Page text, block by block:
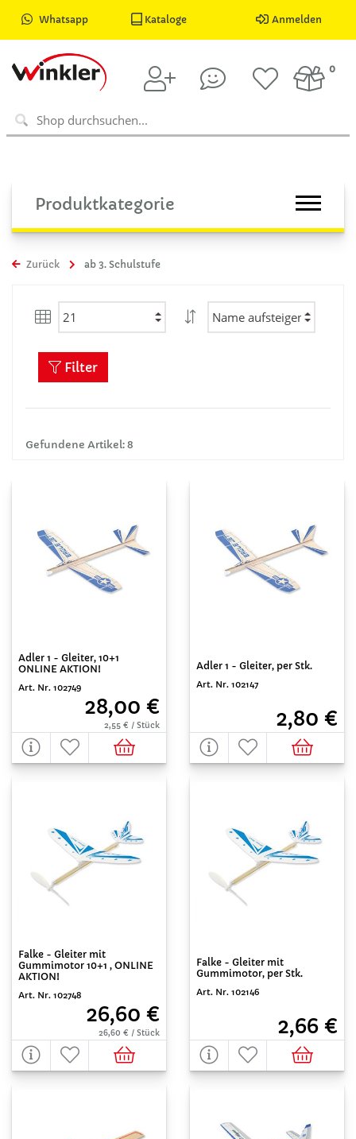
Whatsapp Kataloge Anmelden
0
Produktkategorie
Zurück ab 3. Schulstufe
Gefundene Artikel: 8
Filter
Adler 1 - Gleiter, 10+1
ONLINE AKTION!
Art. Nr. 102749
28,00 €
2,55 € / Stück
Adler 1 - Gleiter, per Stk.
Art. Nr. 102147
2,80 €
Falke - Gleiter mit
Gummimotor 10+1 , ONLINE
AKTION!
Art. Nr. 102748
26,60 €
26,60 € / Stück
Falke - Gleiter mit
Gummimotor, per Stk.
Art. Nr. 102146
2,66 €